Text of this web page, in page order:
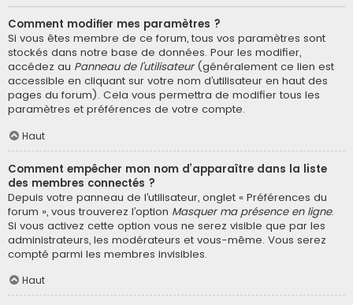
Comment modifier mes paramètres ?
Si vous êtes membre de ce forum, tous vos paramètres sont
stockés dans notre base de données. Pour les modifier,
accédez au Panneau de l’utilisateur(généralement ce lien est
accessible en cliquant sur votre nom d’utilisateur en haut des
pages du forum). Cela vous permettra de modifier tous les
paramètres et préférences de votre compte.
Haut
Comment empêcher mon nom d’apparaître dans la liste
des membres connectés ?
Depuis votre panneau de l’utilisateur, onglet « Préférences du
forum », vous trouverez l’option Masquer ma présence en ligne.
Si vous activez cette option vous ne serez visible que par les
administrateurs, les modérateurs et vous-même. Vous serez
compté parmi les membres invisibles.
Haut